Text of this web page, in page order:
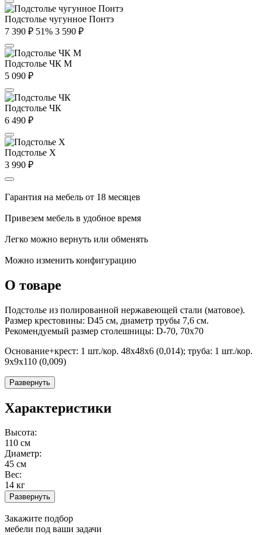
Подстолье чугунное Понтэ
7 390 ₽ 51% 3 590 ₽
Подстолье ЧК М
5 090 ₽
Подстолье ЧК
6 490 ₽
Подстолье X
3 990 ₽
Гарантия на мебель от 18 месяцев
Привезем мебель в удобное время
Легко можно вернуть или обменять
Можно изменить конфигурацию
О товаре
Подстолье из полированной нержавеющей стали (матовое).
Размер крестовины: D45 см, диаметр трубы 7,6 см.
Рекомендуемый размер столешницы: D-70, 70х70
Основание+крест: 1 шт./кор. 48х48х6 (0,014); труба: 1 шт./кор.
9х9х110 (0,009)
Развернуть
Характеристики
Высота:
110 см
Диаметр:
45 см
Вес:
14 кг
Развернуть
Закажите подбор
мебели под ваши задачи